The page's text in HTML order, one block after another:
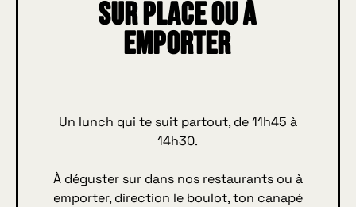
Sur place ou à
emporter
Un lunch qui te suit partout, de 11h45 à
14h30.
À déguster sur dans nos restaurants ou à
emporter, direction le boulot, ton canapé